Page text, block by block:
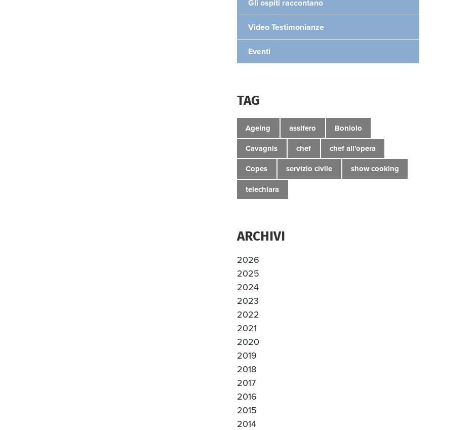
Gli ospiti raccontano
Video Testimonianze
Eventi
TAG
Ageing assifero Boniolo
Cavagnis chef chef all'opera
Copes servizio civile show cooking
telechiara
ARCHIVI
2026
2025
2024
2023
2022
2021
2020
2019
2018
2017
2016
2015
2014